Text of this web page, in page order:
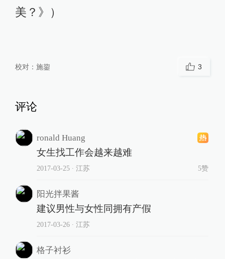
美？》）
校对： 施鋆 3
评论
ronald Huang
女生找工作会越来越难
2017-03-25∙ 江苏 5赞
阳光拌果酱
建议男性与女性同拥有产假
2017-03-26∙ 江苏
格子衬衫